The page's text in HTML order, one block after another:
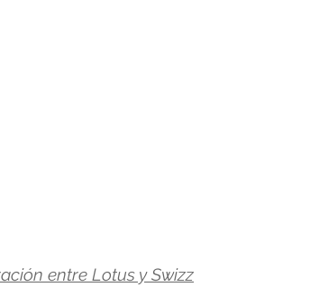
entre Lotus y Swizz